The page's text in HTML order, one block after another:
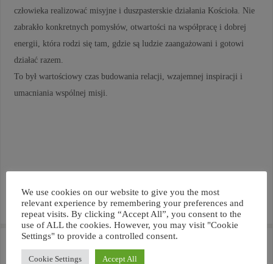
człowieka realizować misyjne i duszpasterskie działania Kościoła. Nie
zabrakło konkretnych pomysłów, otwartości na współpracę i dobrej
energii, która rodzi się tam, gdzie są ludzie zaangażowani i gotowi
działać razem.
To był wartościowy czas budowania relacji, wzajemnej inspiracji i
umacniania wspólnej misji.
Spotkanie robocze rektora z
przewodniczącym DBK
Wizyta Księdza Rektora w
We use cookies on our website to give you the most
relevant experience by remembering your preferences and
repeat visits. By clicking “Accept All”, you consent to the
use of ALL the cookies. However, you may visit "Cookie
Settings" to provide a controlled consent.
Cookie Settings Accept All